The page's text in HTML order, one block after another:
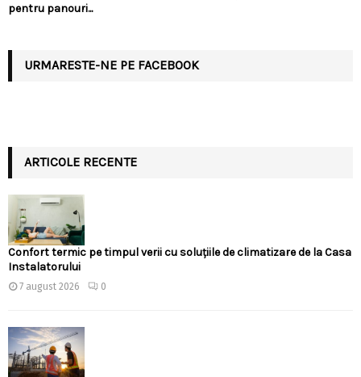
pentru panouri...
URMARESTE-NE PE FACEBOOK
ARTICOLE RECENTE
Confort termic pe timpul verii cu soluțiile de climatizare de la Casa
Instalatorului
7 august 2026 0